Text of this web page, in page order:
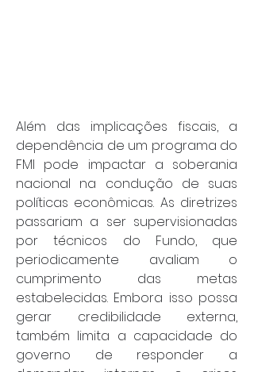
Além das implicações fiscais, a
dependência de um programa do
FMI pode impactar a soberania
nacional na condução de suas
políticas econômicas. As diretrizes
passariam a ser supervisionadas
por técnicos do Fundo, que
periodicamente avaliam o
cumprimento das metas
estabelecidas. Embora isso possa
gerar credibilidade externa,
também limita a capacidade do
governo de responder a